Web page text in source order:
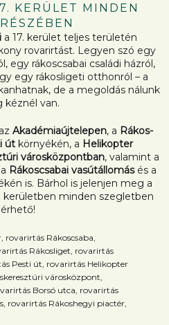
KERÜLET MINDEN
a 17. kerület teljes területén
rovarirtást. Legyen szó egy
egy rákoscsabai családi házról,
egy rákosligeti otthonról – a
de a megoldás nálunk
kéznél van.
Akadémiaújtelepen, a Rákos-
út környékén, a Helikopter
városközpontban, valamint a
Rákoscsabai vasútállomásés a
is. Bárhol is jelenjen meg a
kerületben minden szegletben
rovarirtás Rákoscsaba,
Rákosliget, rovarirtás
Pesti út, rovarirtás Helikopter
városközpont,
Borsó utca, rovarirtás
rovarirtás Rákoshegyi piactér,